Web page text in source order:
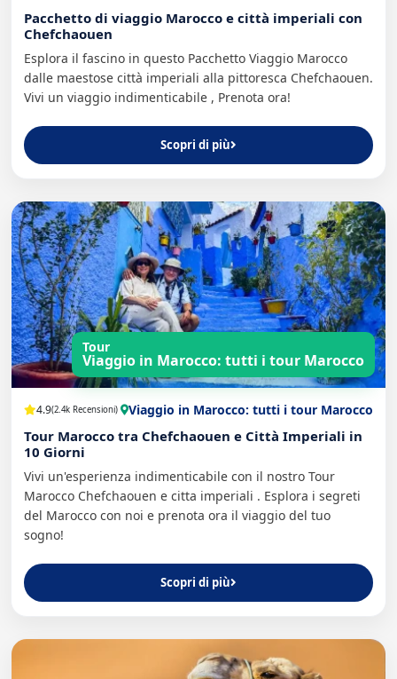
Pacchetto di viaggio Marocco e città imperiali con
Chefchaouen
Esplora il fascino in questo Pacchetto Viaggio Marocco
dalle maestose città imperiali alla pittoresca Chefchaouen.
Vivi un viaggio indimenticabile , Prenota ora!
Scopri di più
Tour
Viaggio in Marocco: tutti i tour Marocco
4.9(2.4k Recensioni) Viaggio in Marocco: tutti i tour Marocco
Tour Marocco tra Chefchaouen e Città Imperiali in
10 Giorni
Vivi un'esperienza indimenticabile con il nostro Tour
Marocco Chefchaouen e citta imperiali . Esplora i segreti
del Marocco con noi e prenota ora il viaggio del tuo
sogno!
Scopri di più